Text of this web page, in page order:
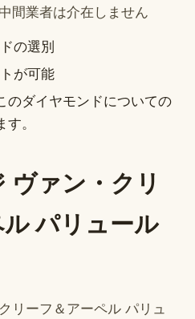
間業者は介在しません
の選別
が可能
のダイヤモンドについての
。
ヴァン・クリ
パリュール
リーフ＆アーペル パリュ